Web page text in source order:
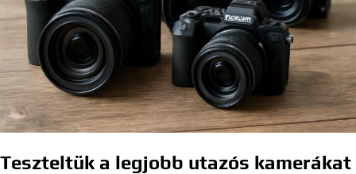
Teszteltük a legjobb utazós kamerákat